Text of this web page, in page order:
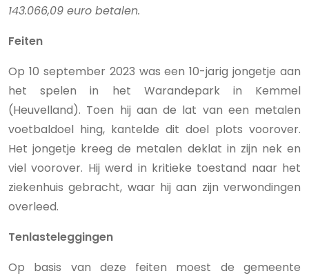
143.066,09 euro betalen.
Feiten
Op 10 september 2023 was een 10-jarig jongetje aan
het spelen in het Warandepark in Kemmel
(Heuvelland). Toen hij aan de lat van een metalen
voetbaldoel hing, kantelde dit doel plots voorover.
Het jongetje kreeg de metalen deklat in zijn nek en
viel voorover. Hij werd in kritieke toestand naar het
ziekenhuis gebracht, waar hij aan zijn verwondingen
overleed.
Tenlasteleggingen
Op basis van deze feiten moest de gemeente